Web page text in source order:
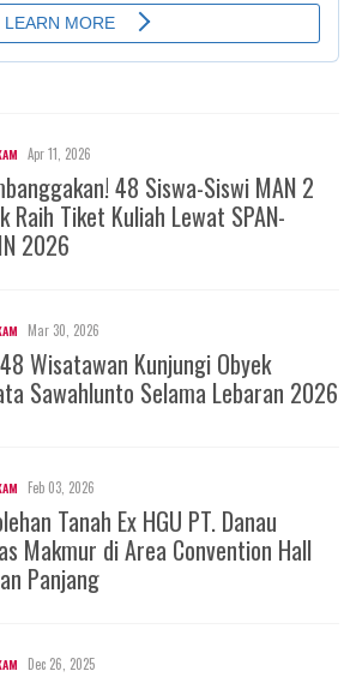
Apr 11, 2026
48 Siswa-Siswi MAN 2
Raih Tiket Kuliah Lewat SPAN-
2026
Mar 30, 2026
Wisatawan Kunjungi Obyek
Sawahlunto Selama Lebaran 2026
Feb 03, 2026
Tanah Ex HGU PT. Danau
Makmur di Area Convention Hall
Panjang
Dec 26, 2025